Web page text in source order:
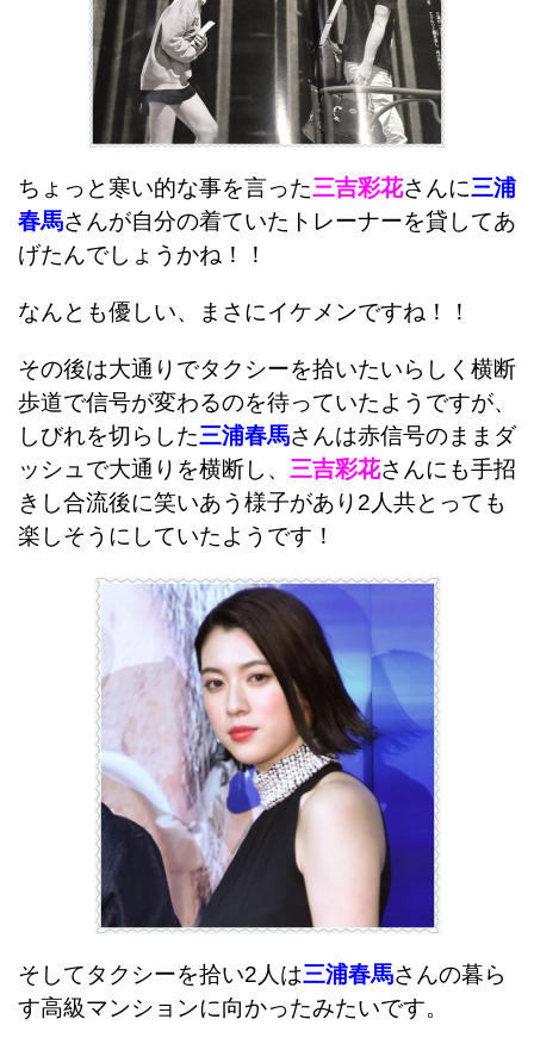
ちょっと寒い的な事を言った三吉彩花さんに三浦
春馬さんが自分の着ていたトレーナーを貸してあ
げたんでしょうかね！！
なんとも優しい、まさにイケメンですね！！
その後は大通りでタクシーを拾いたいらしく横断
歩道で信号が変わるのを待っていたようですが、
しびれを切らした三浦春馬さんは赤信号のままダ
ッシュで大通りを横断し、 三吉彩花さんにも手招
きし合流後に笑いあう様子があり2人共とっても
楽しそうにしていたようです！
そしてタクシーを拾い2人は三浦春馬さんの暮ら
す高級マンションに向かったみたいです。